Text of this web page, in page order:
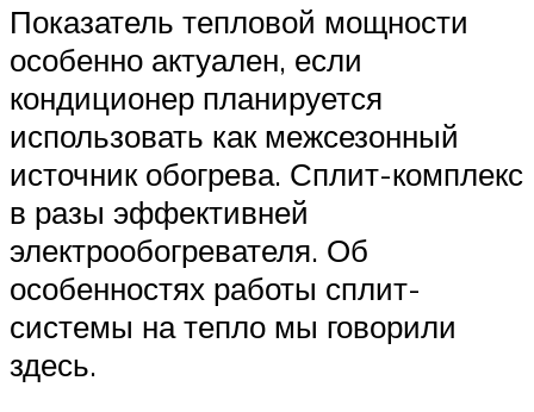
Показатель тепловой мощности
особенно актуален, если
кондиционер планируется
использовать как межсезонный
источник обогрева. Сплит-комплекс
в разы эффективней
электрообогревателя. Об
особенностях работы сплит-
системы на тепло мы говорили
здесь.